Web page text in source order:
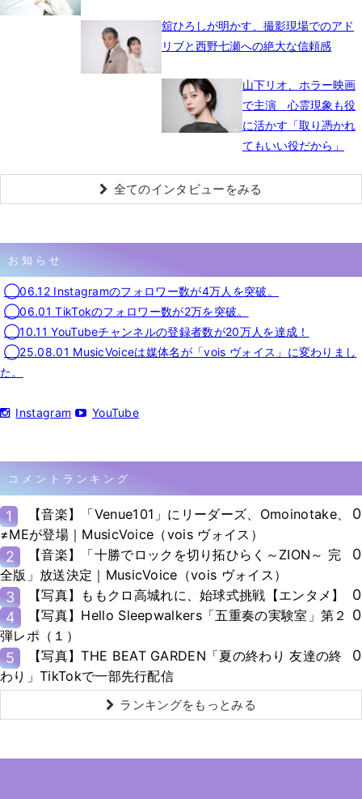
舘ひろしが明かす、撮影現場でのアド
リブと西野七瀬への絶大な信頼感
山下リオ、ホラー映画
で主演 心霊現象も役
に活かす「取り憑かれ
てもいい役だから」
全てのインタビューをみる
お知らせ
◯06.12 Instagramのフォロワー数が4万人を突破。
◯06.01 TikTokのフォロワー数が2万を突破。
◯10.11 YouTubeチャンネルの登録者数が20万人を達成！
◯25.08.01 MusicVoiceは媒体名が「vois ヴォイス」に変わりまし
た。
Instagram YouTube
コメントランキング
1
【音楽】「Venue101」にリーダーズ、Omoinotake、
≠MEが登場｜MusicVoice（vois ヴォイス）
0
2
【音楽】「十勝でロックを切り拓ひらく～ZION～ 完
全版」放送決定｜MusicVoice（vois ヴォイス）
0
3 【写真】ももクロ高城れに、始球式挑戦【エンタメ】
0
4
【写真】Hello Sleepwalkers「五重奏の実験室」第２
弾レポ（１）
0
5
【写真】THE BEAT GARDEN「夏の終わり 友達の終
わり」TikTokで一部先行配信
0
ランキングをもっとみる